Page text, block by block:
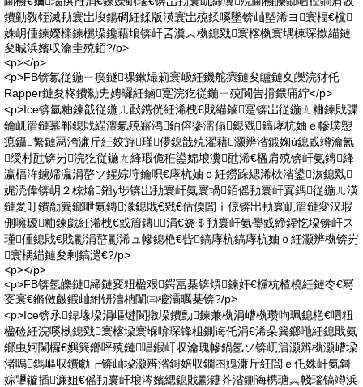
鐨勭敎铚滅劧寰岀埈鍚碉紝鍒版渶寰岀殑鍒嗘墜锛屾墍浠ヨ寰楅€欓
姝岄偅鍊嬫檪鍊欐垜鑱藉埌锛屽叾瀵︽槸鎴戣寰楁槸寰堣棟琛撳緢鏈
夋晠浜嬪収瀹圭殑銆?/p>
<p></p>
<p>FB锛氱従鍦ㄧ瘈鐩祼鏉熶箣寰岋紝鐖舵瘝鏈夋矑鏈夊皪浣犲仛
Rapper鏈夋柊鐨勬兂娉曪紝鏀寔浣犵従鍦ㄧ殑閬告搰鍡庯紵</p>
<p>Ice锛氫粬鍊戠従鍦ㄦ敮鎸侊紝浠栧€戝緢鏀寔锛岀従鍦ㄤ粬鍊戝弽
鑰屼篃鏈冪郸鎴戝緢澶氱殑寤鸿銆傛瘮濡傝鎴戣鎬庨杭妯ｅ幓璞愬
瘜鑷繁鏈冩洿濂斤紝姣斿瑾儚鎴戠殑濯藉灏辨渻鍛婅ù鎴戜竴瀹氳
绶村瓧锛岃浣犵従鍦ㄤ綘瑕佹秹鍙婂埌瀵瓧浠€楹肩殑锛屽氨鏄綘
瀛楅洠鐪嬬灜涓嶅ソ鍟婃垨鑰呮€庨杭妯ｏ紝鐒跺緦浠栨渻鍙洃鎴戣
娓涜偉锛岄２椋熻鎺у埗锛岀劧寰屽氨寰堝銆傜劧寰屽寘鎷従鍦ㄦ渶
鏈夎叮鐨勪簨鎯呭氨鏄湪鎴戝€戣€佸偄閭ｉ倞锛岀劧寰屼篃鏈変汉瑕
侀噰瑷粬鍊戯紝浠栧€戜篃鏄涓€娆＄劧寰屽氨璺戜締鍟忔垜锛屽ス
瑾偅鎴戝€戝彲涓嶅彲浠ュ幓鎴栬€呰鎬庨杭鎬庨杭妯ｏ紝灏辨槸锛岃
寰楀緢鏈夋剰鎬濄€?/p>
<p></p>
<p>FB锛氬皪鏈締鏈変粈楹艰鍔冨棊锛熼鍊奸€欓杭楂橈紝鏈冭€冩
叜寰€鏅傚皻鍜屾紨钘濇柟闈㈢櫦灞曞棊锛?/p>
<p>Ice锛氶鍏堟垜涓嶇煡閬撴垜鐨勯鍊兼槸涓嶆槸瓒呴珮鎴栬€呬粈
楹硷紝浣嗘槸鎴戣寰楁垜寰堢啽琛锋柤鍘诲仛涓€浠朵簨鎯咃紝鎴戝氨
鎯虫妸閫欏€嬩簨鎯呯殑鏈唱鍜屽収瀹瑰幓鍋氬ソ锛屼篃灏辨槸灏嶆垜
渚嗚鎷嶇収鐨勮┍锛屾垜灏辨渻鎶婄収鐗囨媿濂斤紝閭ｅ仛姝屽氨鎶
婃瓕鏇插濂姐€傜劧寰屽埌涔嬪緦鎴戝彲鑳芥渻鍘诲槜瑭︽帴瑙镐竴浜